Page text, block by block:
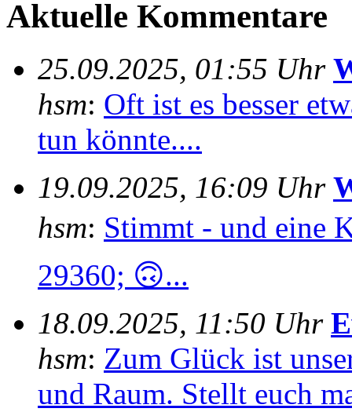
Aktuelle Kommentare
25.09.2025, 01:55 Uhr
hsm: Oft ist es besser
tun könnte....
19.09.2025, 16:09 Uhr
hsm: Stimmt - und eine
29360; 🙃...
18.09.2025, 11:50 Uhr
hsm: Zum Glück ist
und Raum. Stellt euch